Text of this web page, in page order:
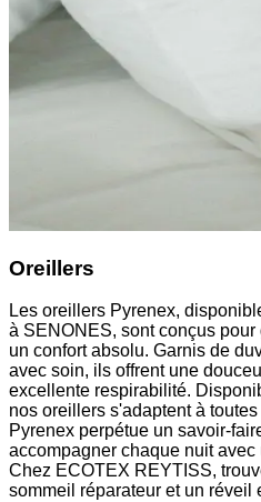
Oreillers
Les oreillers Pyrenex,
à SENONES, sont conçus
un confort absolu. Garnis de
avec soin, ils offrent une
excellente respirabilité.
nos oreillers s'adaptent à
Pyrenex perpétue un savoir-
accompagner chaque nuit
Chez ECOTEX REYTISS,
sommeil réparateur et un réveil